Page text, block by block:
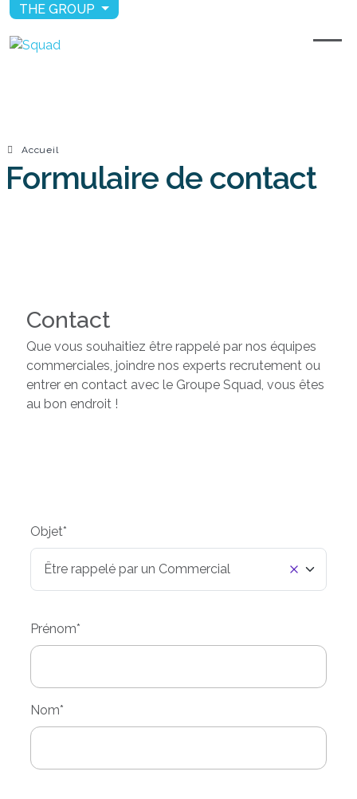
THE GROUP
Accueil
Formulaire de contact
Contact
Que vous souhaitiez être rappelé par nos équipes
commerciales, joindre nos experts recrutement ou
entrer en contact avec le Groupe Squad, vous êtes
au bon endroit !
Objet*
Être rappelé par un Commercial
Prénom*
Nom*